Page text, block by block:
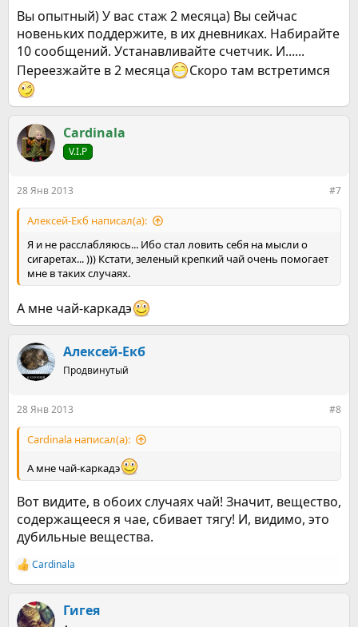
Карра...
Для себя решил: не моё это, хватит травить себя и
окружающих.
Пару дней прошли в эйфории "Вот какой я молодец!"...
После чего начался процесс отвыкания... "Ломка" была, но
терпимая...
Самое главное, моё окружение подержало меня в моем
стремлении избавиться от этой зависимости. Не было
подколов, смешков... Люди поняли, что настроен я
решительно!
...Проходил один день за другим, все далее отодвигая меня
решимость и уверенность в своих силах не пропала и не
уменьшилась. Да, было и тяжело, было и желание взяться
за сигарету... Но переборол...
Самое главное, мой поступок оценил СЫН!!! Всего 10 лет
человеку, но он тоже понимал, что это очень и очень
пагубная привычка. И теперь он наседает на мать, чтоб и
она бросала... )))
бросающего курить, который я нашел на этом сайте.
Приятно читать его, и чувствовать, что в твоем организме
Всем успехов в нашем общем деле!
Вы опытный) У вас стаж 2 месяца) Вы сейчас
новеньких поддержите, в их дневниках. Набирайте
10 сообщений. Устанавливайте счетчик. И......
Переезжайте в 2 месяца
Скоро там встретимся
Cardinala
V.I.P
28 Янв 2013 #7
Алексей-Екб написал(а):
Я и не расслабляюсь... Ибо стал ловить себя на мысли о
сигаретах... ))) Кстати, зеленый крепкий чай очень помогает
мне в таких случаях.
А мне чай-каркадэ
Алексей-Екб
Продвинутый
28 Янв 2013 #8
Cardinala написал(а):
А мне чай-каркадэ
Вот видите, в обоих случаях чай! Значит, вещество,
содержащееся я чае, сбивает тягу! И, видимо, это
дубильные вещества.
Р
е
к
ц
Cardinala
Гигея